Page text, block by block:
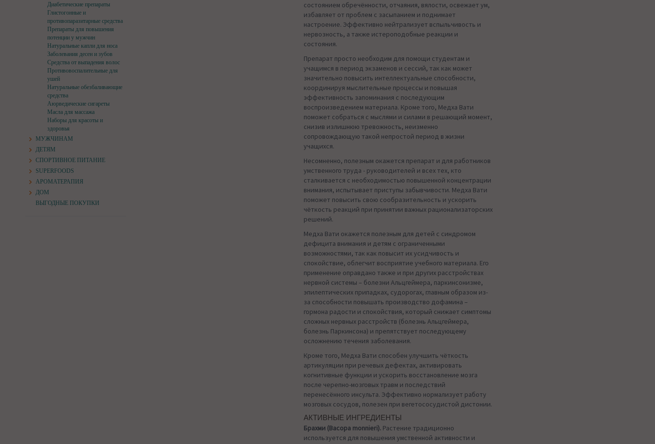
Диабетические препараты
Глистогонные и
противопаразитарные средства
Препараты для повышения
потенции у мужчин
Натуральные капли для носа
Заболевания десен и зубов
Средства от выпадения волос
Противовоспалительные для
ушей
Натуральные обезбаливающие
средства
Аюрведические сигареты
Масла для массажа
Наборы для красоты и
здоровья
МУЖЧИНАМ
ДЕТЯМ
СПОРТИВНОЕ ПИТАНИЕ
SUPERFOODS
АРОМАТЕРАПИЯ
ДОМ
ВЫГОДНЫЕ ПОКУПКИ
состоянием обречённости, отчаяния, вялости, освежает ум,
избавляет от проблем с засыпанием и поднимает
настроение. Эффективно нейтрализует вспыльчивость и
нервозность, а также истероподобные реакции и
состояния.
Препарат просто необходим для помощи студентам и
учащимся в период экзаменов и сессий, так как может
значительно повысить интеллектуальные способности,
координируя мыслительные процессы и повышая
эффективность запоминания с последующим
воспроизведением материала. Кроме того, Медха Вати
поможет собраться с мыслями и силами в решающий момент,
снизив излишнюю тревожность, неизменно
сопровождающую такой непростой период в жизни
учащихся.
Несомненно, полезным окажется препарат и для работников
умственного труда - руководителей и всех тех, кто
сталкивается с необходимостью повышенной концентрации
внимания, испытывает приступы забывчивости. Медха Вати
поможет повысить свою сообразительность и ускорить
чёткость реакций при принятии важных рационализаторских
решений.
Медха Вати окажется полезным для детей с синдромом
дефицита внимания и детям с ограниченными
возможностями, так как повысит их усидчивость и
спокойствие, облегчит восприятие учебного материала. Его
применение оправдано также и при других расстройствах
нервной системы – болезни Альцгеймера, паркинсонизме,
эпилептических припадках, судорогах, главным образом из-
за способности повышать производство дофамина –
гормона радости и спокойствия, который снижает симптомы
сложных нервных расстройств (болезнь Альцгеймера,
болезнь Паркинсона) и препятствует последующему
осложнению течения заболевания.
Кроме того, Медха Вати способен улучшить чёткость
артикуляции при речевых дефектах, активировать
когнитивные функции и ускорить восстановление мозга
после черепно-мозговых травм и последствий
перенесённого инсульта. Эффективно нормализует работу
мозговых сосудов, полезен при вегетососудистой дистонии.
АКТИВНЫЕ ИНГРЕДИЕНТЫ
Брахми (Bacopa monnieri). Растение традиционно
используется для повышения умственной активности и